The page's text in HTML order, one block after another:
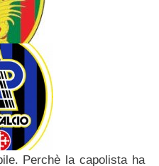
Perchè la capolista ha